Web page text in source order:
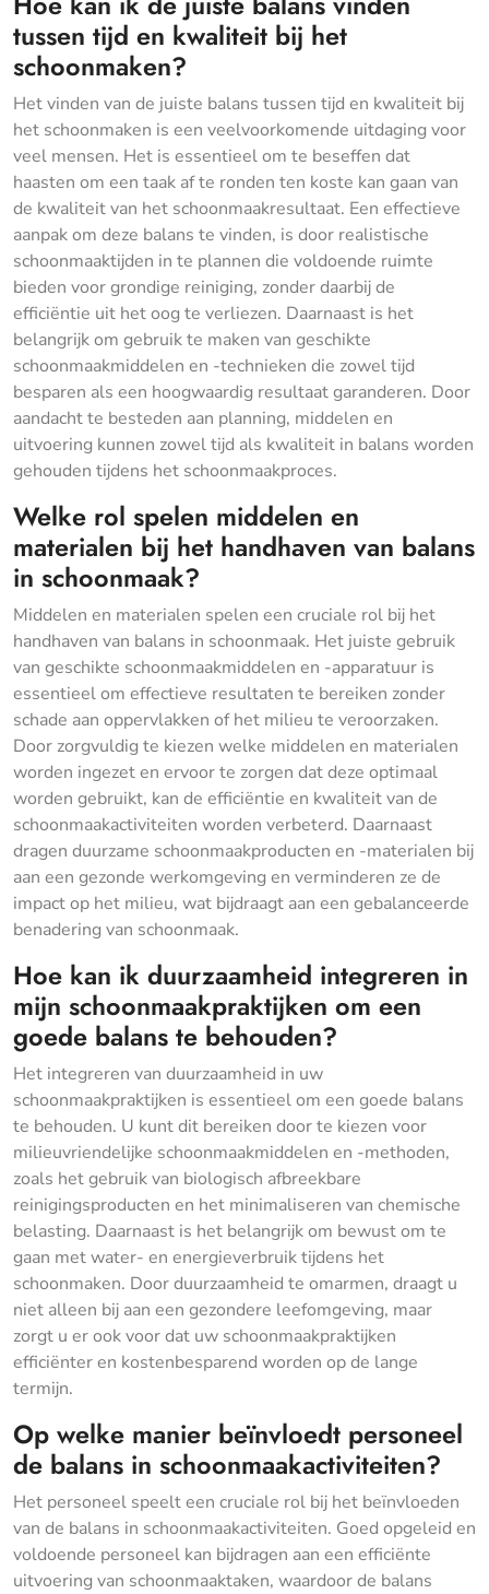
tussen tijd en kwaliteit bij het
schoonmaken?
Het vinden van de juiste balans tussen tijd en kwaliteit bij
het schoonmaken is een veelvoorkomende uitdaging voor
veel mensen. Het is essentieel om te beseffen dat
haasten om een taak af te ronden ten koste kan gaan van
de kwaliteit van het schoonmaakresultaat. Een effectieve
aanpak om deze balans te vinden, is door realistische
schoonmaaktijden in te plannen die voldoende ruimte
bieden voor grondige reiniging, zonder daarbij de
efficiëntie uit het oog te verliezen. Daarnaast is het
belangrijk om gebruik te maken van geschikte
schoonmaakmiddelen en -technieken die zowel tijd
besparen als een hoogwaardig resultaat garanderen. Door
aandacht te besteden aan planning, middelen en
uitvoering kunnen zowel tijd als kwaliteit in balans worden
gehouden tijdens het schoonmaakproces.
Welke rol spelen middelen en
materialen bij het handhaven van balans
in schoonmaak?
Middelen en materialen spelen een cruciale rol bij het
handhaven van balans in schoonmaak. Het juiste gebruik
van geschikte schoonmaakmiddelen en -apparatuur is
essentieel om effectieve resultaten te bereiken zonder
schade aan oppervlakken of het milieu te veroorzaken.
Door zorgvuldig te kiezen welke middelen en materialen
worden ingezet en ervoor te zorgen dat deze optimaal
worden gebruikt, kan de efficiëntie en kwaliteit van de
schoonmaakactiviteiten worden verbeterd. Daarnaast
dragen duurzame schoonmaakproducten en -materialen bij
aan een gezonde werkomgeving en verminderen ze de
impact op het milieu, wat bijdraagt aan een gebalanceerde
benadering van schoonmaak.
Hoe kan ik duurzaamheid integreren in
mijn schoonmaakpraktijken om een
goede balans te behouden?
Het integreren van duurzaamheid in uw
schoonmaakpraktijken is essentieel om een goede balans
te behouden. U kunt dit bereiken door te kiezen voor
milieuvriendelijke schoonmaakmiddelen en -methoden,
zoals het gebruik van biologisch afbreekbare
reinigingsproducten en het minimaliseren van chemische
belasting. Daarnaast is het belangrijk om bewust om te
gaan met water- en energieverbruik tijdens het
schoonmaken. Door duurzaamheid te omarmen, draagt u
niet alleen bij aan een gezondere leefomgeving, maar
zorgt u er ook voor dat uw schoonmaakpraktijken
efficiënter en kostenbesparend worden op de lange
termijn.
Op welke manier beïnvloedt personeel
de balans in schoonmaakactiviteiten?
Het personeel speelt een cruciale rol bij het beïnvloeden
van de balans in schoonmaakactiviteiten. Goed opgeleid en
voldoende personeel kan bijdragen aan een efficiënte
uitvoering van schoonmaaktaken, waardoor de balans